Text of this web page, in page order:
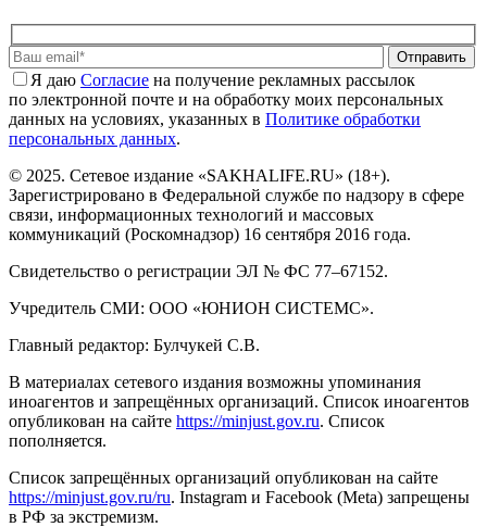
Отправить
Я даю Cогласие на получение рекламных рассылок
по электронной почте и на обработку моих персональных
данных на условиях, указанных в Политике обработки
персональных данных.
© 2025. Сетевое издание «SAKHALIFE.RU» (18+).
Зарегистрировано в Федеральной службе по надзору в сфере
связи, информационных технологий и массовых
коммуникаций (Роскомнадзор) 16 сентября 2016 года.
Свидетельство о регистрации ЭЛ № ФС 77–67152.
Учредитель СМИ: ООО «ЮНИОН СИСТЕМС».
Главный редактор: Булчукей С.В.
В материалах сетевого издания возможны упоминания
иноагентов и запрещённых организаций. Список иноагентов
опубликован на сайте https://minjust.gov.ru. Список
пополняется.
Список запрещённых организаций опубликован на сайте
https://minjust.gov.ru/ru. Instagram и Facebook (Metа) запрещены
в РФ за экстремизм.